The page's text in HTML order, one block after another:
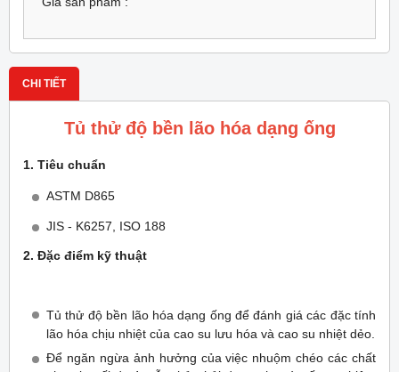
CHI TIẾT
Tủ thử độ bền lão hóa dạng ống
1. Tiêu chuẩn
ASTM D865
JIS - K6257, ISO 188
2. Đặc điểm kỹ thuật
Tủ thử độ bền lão hóa dạng ống để đánh giá các đặc tính
lão hóa chịu nhiệt của cao su lưu hóa và cao su nhiệt dẻo.
Để ngăn ngừa ảnh hưởng của việc nhuộm chéo các chất